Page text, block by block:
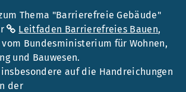
Thema "Barrierefreie Gebäude"
Leitfaden Barrierefreies Bauen,
vom Bundesministerium für Wohnen,
und Bauwesen.
auf die Handreichungen
der